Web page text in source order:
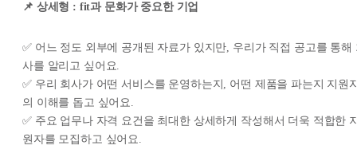
📌 상세형 : fit과 문화가 중요한 기업
✅ 어느 정도 외부에 공개된 자료가 있지만, 우리가 직접 공고를 통해
사를 알리고 싶어요.
✅ 우리 회사가 어떤 서비스를 운영하는지, 어떤 제품을 파는지 지원
의 이해를 돕고 싶어요.
✅ 주요 업무나 자격 요건을 최대한 상세하게 작성해서 더욱 적합한
원자를 모집하고 싶어요.